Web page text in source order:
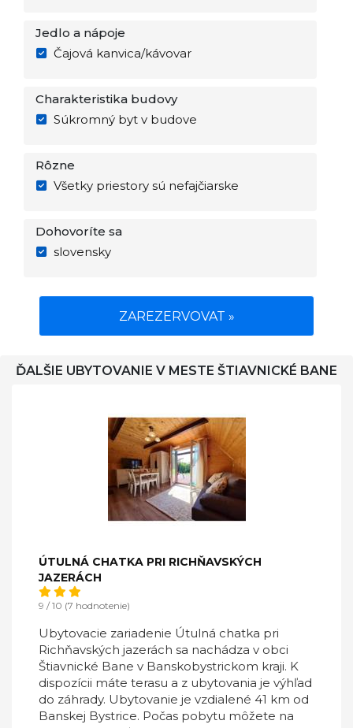
Jedlo a nápoje
Čajová kanvica/kávovar
Charakteristika budovy
Súkromný byt v budove
Rôzne
Všetky priestory sú nefajčiarske
Dohovoríte sa
slovensky
ZAREZERVOVAT »
ĎALŠIE UBYTOVANIE V MESTE ŠTIAVNICKÉ BANE
ÚTULNÁ CHATKA PRI RICHŇAVSKÝCH
JAZERÁCH
9 / 10 (7 hodnotenie)
Ubytovacie zariadenie Útulná chatka pri
Richňavských jazerách sa nachádza v obci
Štiavnické Bane v Banskobystrickom kraji. K
dispozícii máte terasu a z ubytovania je výhľad
do záhrady. Ubytovanie je vzdialené 41 km od
Banskej Bystrice. Počas pobytu môžete na